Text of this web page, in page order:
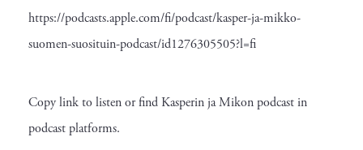
https://podcasts.apple.com/fi/podcast/kasper-ja-mikko-
suomen-suosituin-podcast/id1276305505?l=fi
Copy link to listen or find Kasperin ja Mikon podcast in
podcast platforms.